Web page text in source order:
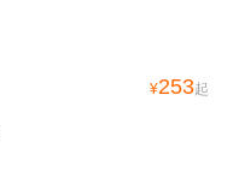
¥253起